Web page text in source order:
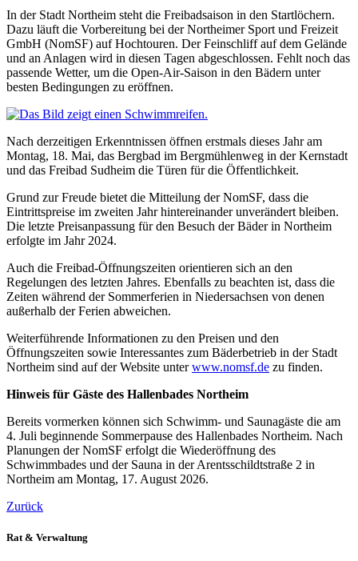
In der Stadt Northeim steht die Freibadsaison in den Startlöchern.
Dazu läuft die Vorbereitung bei der Northeimer Sport und Freizeit
GmbH (NomSF) auf Hochtouren. Der Feinschliff auf dem Gelände
und an Anlagen wird in diesen Tagen abgeschlossen. Fehlt noch das
passende Wetter, um die Open-Air-Saison in den Bädern unter
besten Bedingungen zu eröffnen.
Nach derzeitigen Erkenntnissen öffnen erstmals dieses Jahr am
Montag, 18. Mai, das Bergbad im Bergmühlenweg in der Kernstadt
und das Freibad Sudheim die Türen für die Öffentlichkeit.
Grund zur Freude bietet die Mitteilung der NomSF, dass die
Eintrittspreise im zweiten Jahr hintereinander unverändert bleiben.
Die letzte Preisanpassung für den Besuch der Bäder in Northeim
erfolgte im Jahr 2024.
Auch die Freibad-Öffnungszeiten orientieren sich an den
Regelungen des letzten Jahres. Ebenfalls zu beachten ist, dass die
Zeiten während der Sommerferien in Niedersachsen von denen
außerhalb der Ferien abweichen.
Weiterführende Informationen zu den Preisen und den
Öffnungszeiten sowie Interessantes zum Bäderbetrieb in der Stadt
Northeim sind auf der Website unterwww.nomsf.de zu finden.
Hinweis für Gäste des Hallenbades Northeim
Bereits vormerken können sich Schwimm- und Saunagäste die am
4. Juli beginnende Sommerpause des Hallenbades Northeim. Nach
Planungen der NomSF erfolgt die Wiederöffnung des
Schwimmbades und der Sauna in der Arentsschildtstraße 2 in
Northeim am Montag, 17. August 2026.
Zurück
Rat & Verwaltung